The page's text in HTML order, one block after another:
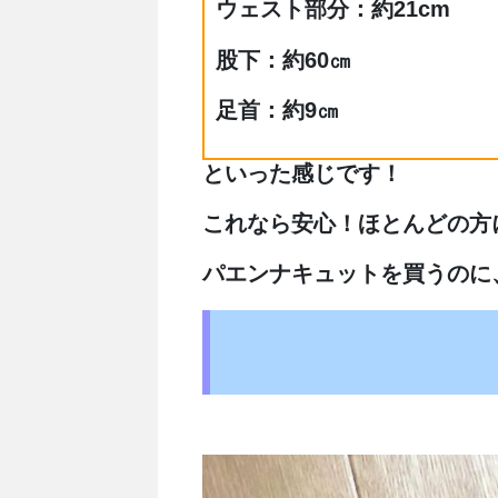
ウェスト部分：約21cm
股下：約60㎝
足首：約9㎝
といった感じです！
これなら安心！ほとんどの
パエンナキュットを買うの